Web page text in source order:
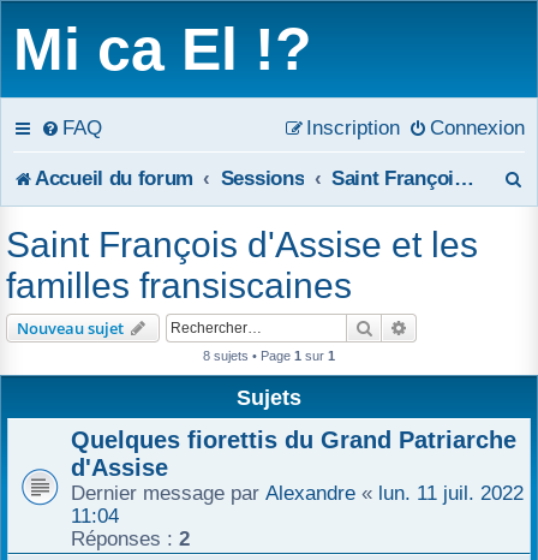
Mi ca El !?
FAQ Connexion
Inscription
Accueil du forum Sessions Saint François d'Assise et les familles fransiscaines
Saint François d'Assise et les
familles fransiscaines
Nouveau sujet Rechercher
8 sujets • Page 1 sur 1
Sujets
Quelques fiorettis du Grand Patriarche
d'Assise
Dernier message par Alexandre « lun. 11 juil. 2022
11:04
Réponses : 2